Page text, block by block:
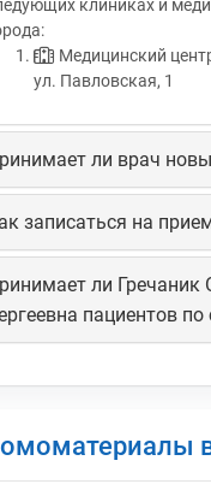
клиниках и
Медицинский
ул. Павловская, 1
ли врач
записаться на
ли Гречаник
пациентов по